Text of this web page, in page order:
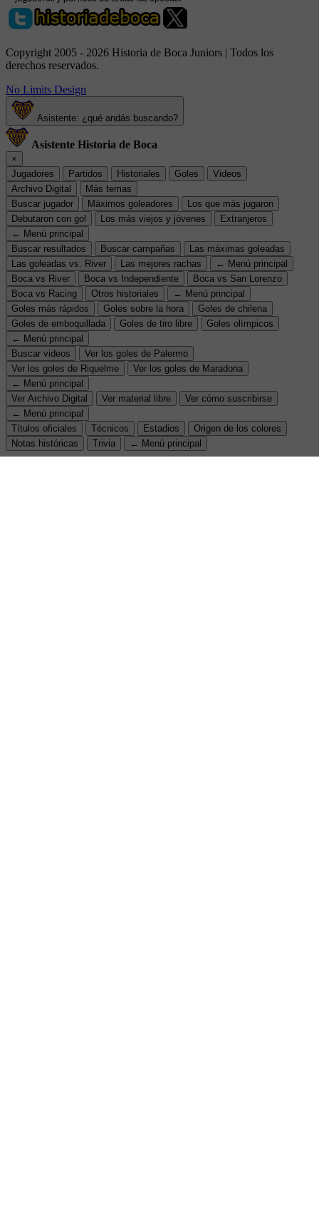
Copyright 2005 - 2026 Historia de Boca Juniors | Todos los
derechos reservados.
No Limits Design
Asistente: ¿qué andás buscando?
Asistente Historia de Boca
×
Jugadores
Partidos Historiales Goles
Videos
Archivo Digital
Más temas
Buscar jugador
Máximos goleadores
Los que más jugaron
Debutaron con gol
Los más viejos y jóvenes
Extranjeros
← Menú principal
Buscar resultados
Buscar campañas
Las máximas goleadas
Las goleadas vs. River
Las mejores rachas
← Menú principal
Boca vs River
Boca vs Independiente
Boca vs San Lorenzo
Boca vs Racing
Otros historiales
← Menú principal
Goles más rápidos
Goles sobre la hora
Goles de chilena
Goles de emboquillada
Goles de tiro libre
Goles olímpicos
← Menú principal
Buscar videos
Ver los goles de Palermo
Ver los goles de Riquelme
Ver los goles de Maradona
← Menú principal
Ver Archivo Digital
Ver material libre
Ver cómo suscribirse
← Menú principal
Títulos oficiales
Técnicos Estadios
Origen de los colores
Notas históricas
Trivia ← Menú principal